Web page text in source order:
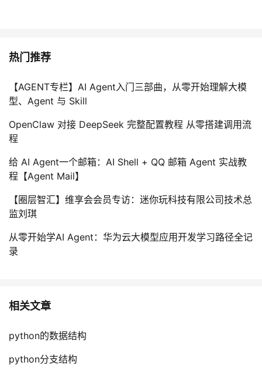
热门推荐
【AGENT专栏】AI Agent入门三部曲，从零开始理解大模
型、Agent 与 Skill
OpenClaw 对接 DeepSeek 完整配置教程 从零搭建调用流
程
给 AI Agent一个邮箱：AI Shell + QQ 邮箱 Agent 实战教
程【Agent Mail】
【圈层智汇】维享会会员专访：迷你玩科技有限公司技术总
监刘琪
从零开始学AI Agent：华为云大模型应用开发学习路径全记
录
相关文章
python的数据结构
python分支结构